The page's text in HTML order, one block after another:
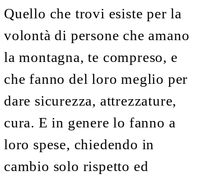
Quello che trovi esiste per la
volontà di persone che amano
la montagna, te compreso, e
che fanno del loro meglio per
dare sicurezza, attrezzature,
cura. E in genere lo fanno a
loro spese, chiedendo in
cambio solo rispetto ed